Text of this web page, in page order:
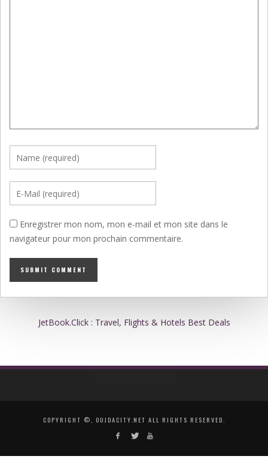
Enregistrer mon nom, mon e-mail et mon site dans le
navigateur pour mon prochain commentaire.
JetBook.Click : Travel, Flights & Hotels Best Deals
COPYRIGHT ©, OUJDACITY.NET ALL RIGHTS RESERVED.